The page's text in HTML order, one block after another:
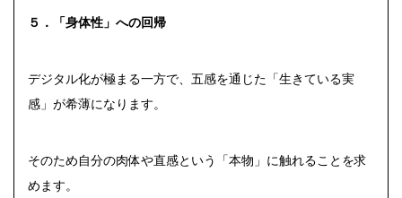
５．「身体性」への回帰
デジタル化が極まる一方で、五感を通じた「生きている実
感」が希薄になります。
そのため自分の肉体や直感という「本物」に触れることを求
めます。